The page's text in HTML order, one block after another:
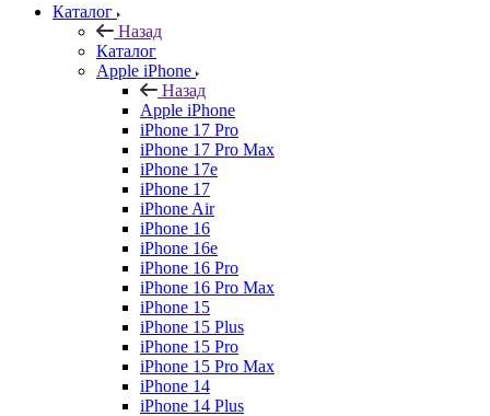
Каталог
Назад
Каталог
Apple iPhone
Назад
Apple iPhone
iPhone 17 Pro
iPhone 17 Pro Max
iPhone 17e
iPhone 17
iPhone Air
iPhone 16
iPhone 16e
iPhone 16 Pro
iPhone 16 Pro Max
iPhone 15
iPhone 15 Plus
iPhone 15 Pro
iPhone 15 Pro Max
iPhone 14
iPhone 14 Plus